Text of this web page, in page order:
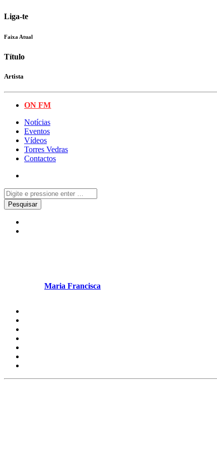
Liga-te
Faixa Atual
Título
Artista
ON FM
Notícias
Eventos
Vídeos
Torres Vedras
Contactos
Maria Francisca